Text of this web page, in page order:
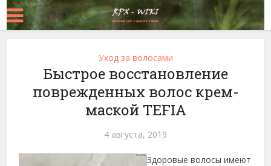
Уход за волосами
Быстрое восстановление
поврежденных волос крем-
маской TEFIA
4 августа, 2019
Здоровые волосы имеют